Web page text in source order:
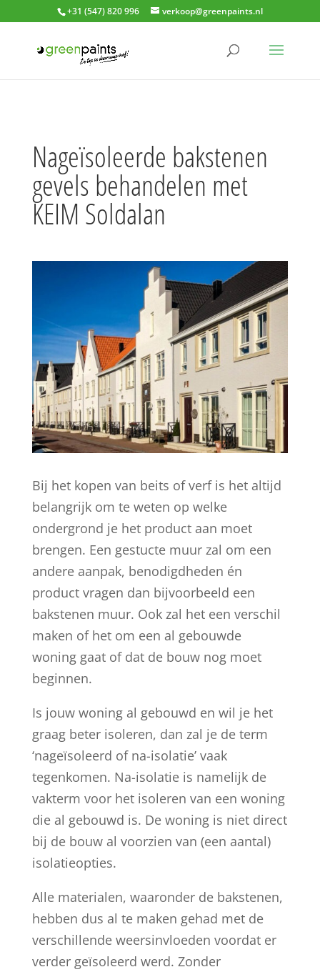
+31 (547) 820 996 verkoop@greenpaints.nl
Nageïsoleerde bakstenen
gevels behandelen met
KEIM Soldalan
Bij het kopen van beits of verf is het altijd
belangrijk om te weten op welke
ondergrond je het product aan moet
brengen. Een gestucte muur zal om een
andere aanpak, benodigdheden én
product vragen dan bijvoorbeeld een
bakstenen muur. Ook zal het een verschil
maken of het om een al gebouwde
woning gaat of dat de bouw nog moet
beginnen.
Is jouw woning al gebouwd en wil je het
graag beter isoleren, dan zal je de term
‘nageïsoleerd of na-isolatie’ vaak
tegenkomen. Na-isolatie is namelijk de
vakterm voor het isoleren van een woning
die al gebouwd is. De woning is niet direct
bij de bouw al voorzien van (een aantal)
isolatieopties.
Alle materialen, waaronder de bakstenen,
hebben dus al te maken gehad met de
verschillende weersinvloeden voordat er
verder geïsoleerd werd. Zonder